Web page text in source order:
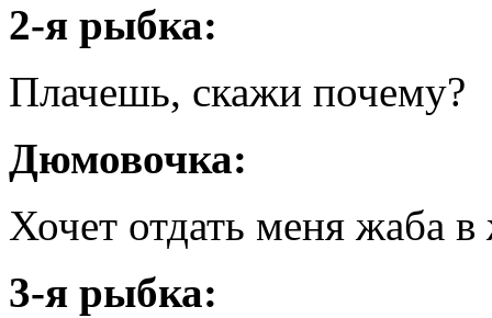
2-я рыбка:
Плачешь, скажи почему?
Дюмовочка:
Хочет отдать меня жаба
3-я рыбка: